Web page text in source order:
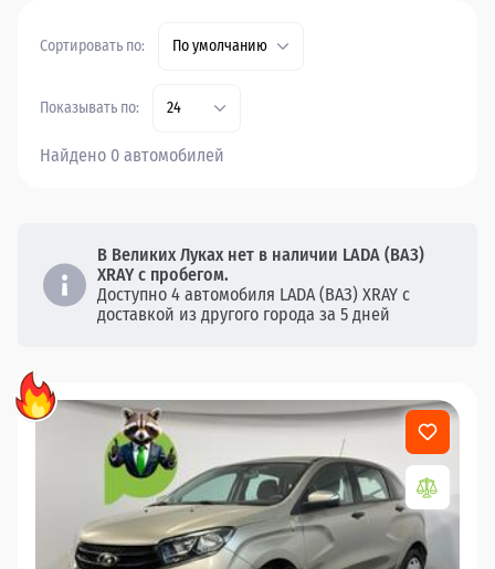
Сортировать по: По умолчанию
Показывать по: 24
Найдено 0 автомобилей
В Великих Луках нет в наличии LADA (ВАЗ)
XRAY с пробегом.
Доступно 4 автомобиля LADA (ВАЗ) XRAY с
доставкой из другого города за 5 дней